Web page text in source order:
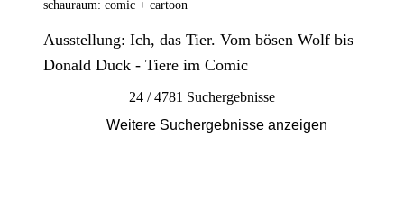
schauraum: comic + cartoon
Ausstellung: Ich, das Tier. Vom bösen Wolf bis
Donald Duck - Tiere im Comic
24 / 4781 Suchergebnisse
Weitere Suchergebnisse anzeigen